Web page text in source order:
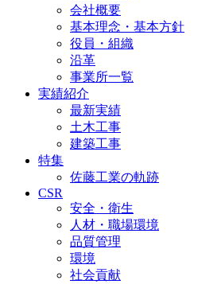
会社概要
基本理念・基本方針
役員・組織
沿革
事業所一覧
実績紹介
最新実績
土木工事
建築工事
特集
佐藤工業の軌跡
CSR
安全・衛生
人材・職場環境
品質管理
環境
社会貢献